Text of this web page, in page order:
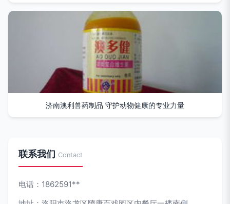
济南澳利兽药制品 守护动物健康的专业力量
联系我们 Contact
电话：1862591**